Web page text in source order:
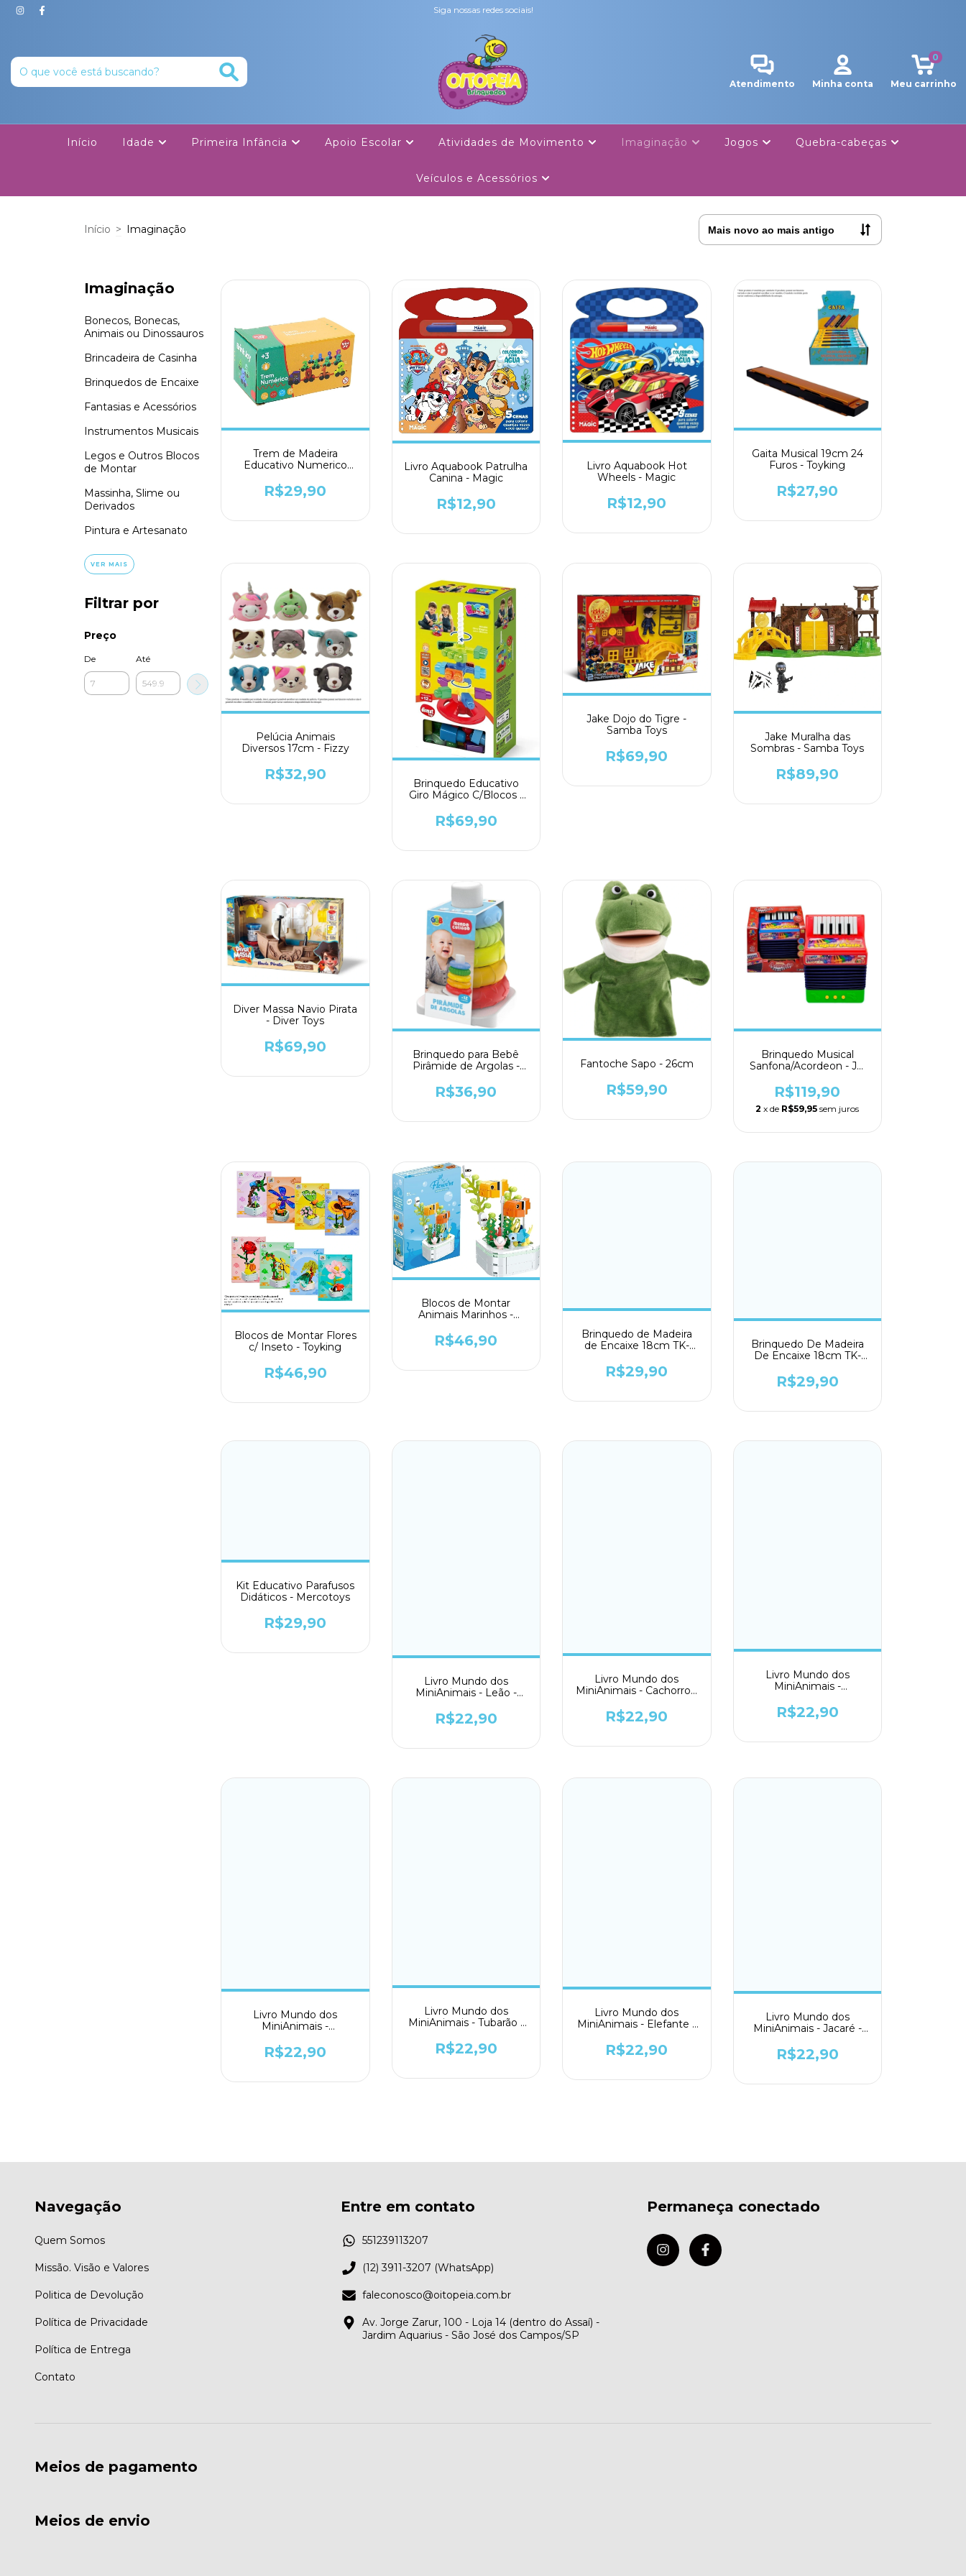
Siga nossas redes sociais!
Atendimento Minha conta Meu carrinho
0
Início Idade Primeira Infância Apoio Escolar Atividades de Movimento Imaginação Jogos Quebra-cabeças
Veículos e Acessórios
Início > Imaginação
Imaginação
Bonecos, Bonecas,
Animais ou Dinossauros
Brincadeira de Casinha
Brinquedos de Encaixe
Fantasias e Acessórios
Instrumentos Musicais
Legos e Outros Blocos
de Montar
Massinha, Slime ou
Derivados
Pintura e Artesanato
VER MAIS
Filtrar por
Preço
De Até
Trem de Madeira
Educativo Numerico
R$29,90
Livro Aquabook Patrulha
Canina - Magic
R$12,90
Livro Aquabook Hot
Wheels - Magic
R$12,90
Gaita Musical 19cm 24
Furos - Toyking
R$27,90
Pelúcia Animais
Diversos 17cm - Fizzy
R$32,90
Brinquedo Educativo
Giro Mágico C/Blocos -
R$69,90
Jake Dojo do Tigre -
Samba Toys
R$69,90
Jake Muralha das
Sombras - Samba Toys
R$89,90
Diver Massa Navio Pirata
- Diver Toys
R$69,90
Brinquedo para Bebê
Pirâmide de Argolas -
R$36,90
Fantoche Sapo - 26cm
R$59,90
Brinquedo Musical
Sanfona/Acordeon - JR
R$119,90
2 x de R$59,95 sem juros
Blocos de Montar Flores
c/ Inseto - Toyking
R$46,90
Blocos de Montar
Animais Marinhos -
R$46,90
Brinquedo de Madeira
de Encaixe 18cm TK-
R$29,90
Brinquedo De Madeira
De Encaixe 18cm TK-
R$29,90
Kit Educativo Parafusos
Didáticos - Mercotoys
R$29,90
Livro Mundo dos
MiniAnimais - Leão -
R$22,90
Livro Mundo dos
MiniAnimais - Cachorro -
R$22,90
Livro Mundo dos
MiniAnimais -
R$22,90
Livro Mundo dos
MiniAnimais -
R$22,90
Livro Mundo dos
MiniAnimais - Tubarão -
R$22,90
Livro Mundo dos
MiniAnimais - Elefante -
R$22,90
Livro Mundo dos
MiniAnimais - Jacaré -
R$22,90
Navegação
Quem Somos
Missão. Visão e Valores
Politica de Devolução
Política de Privacidade
Política de Entrega
Contato
Entre em contato
551239113207
(12) 3911-3207 (WhatsApp)
faleconosco@oitopeia.com.br
Av. Jorge Zarur, 100 - Loja 14 (dentro do Assaí) -
Jardim Aquarius - São José dos Campos/SP
Permaneça conectado
Meios de pagamento
Meios de envio